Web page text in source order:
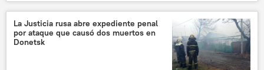
La Justicia rusa abre expediente penal
por ataque que causó dos muertos en
Donetsk